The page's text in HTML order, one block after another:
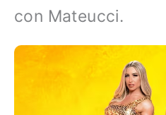
con Mateucci.